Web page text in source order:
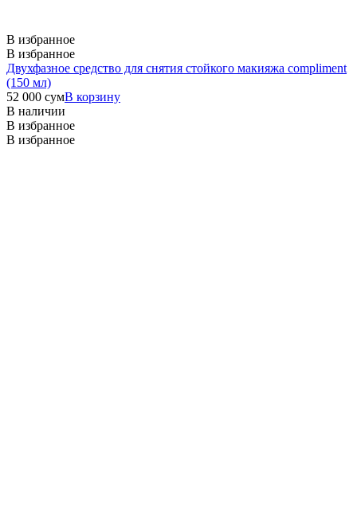
В избранное
В избранное
Двухфазное средство для снятия стойкого макияжа compliment
(150 мл)
52 000 сумВ корзину
В наличии
В избранное
В избранное